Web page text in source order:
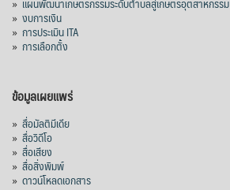
» งบการเงิน
» การประเมิน ITA
» การเลือกตั้ง
ข้อมูลเผยแพร่
» สื่อมัลติมีเดีย
» สื่อวิดีโอ
» สื่อเสียง
» สื่อสิ่งพิมพ์
» ดาวน์โหลดเอกสาร